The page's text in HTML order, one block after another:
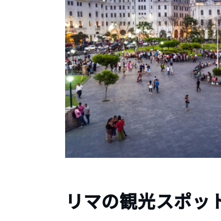
リマの観光スポッ